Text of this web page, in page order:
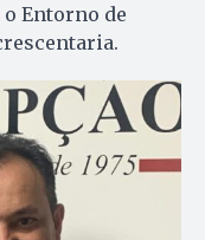
Entorno de